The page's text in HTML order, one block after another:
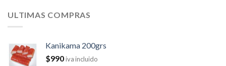
ULTIMAS COMPRAS
Kanikama 200grs
$990iva incluido